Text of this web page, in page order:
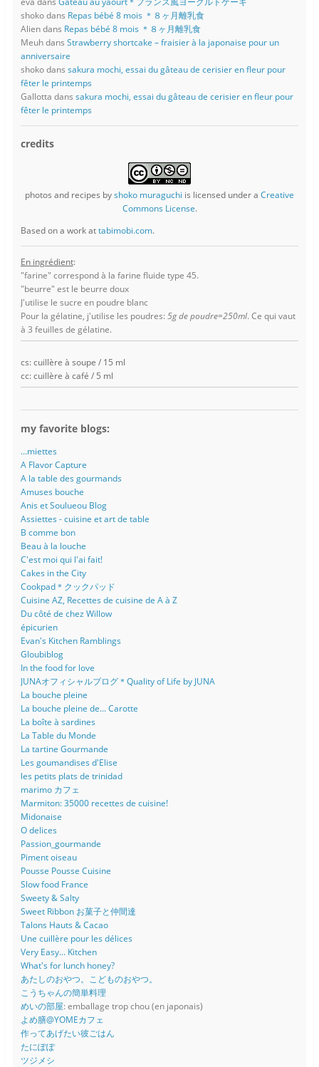
shokodans Repas bébé 8 mois ＊８ヶ月離乳食
Aliendans Repas bébé 8 mois ＊８ヶ月離乳食
Meuhdans Strawberry shortcake – fraisier à la japonaise pour un
anniversaire
shokodans sakura mochi, essai du gâteau de cerisier en fleur pour
fêter le printemps
Gallotta dans sakura mochi, essai du gâteau de cerisier en fleur pour
fêter le printemps
credits
photos and recipes byshoko muraguchi is licensed under a Creative
Commons License.
Based on a work attabimobi.com.
En ingrédient:
"farine" correspond à la farine fluide type 45.
"beurre" est le beurre doux
J'utilise le sucre en poudre blanc
Pour la gélatine, j'utilise les poudres: 5g de poudre=250ml. Ce qui vaut
à 3 feuilles de gélatine.
cs: cuillère à soupe / 15 ml
cc: cuillère à café / 5 ml
my favorite blogs:
...miettes
A Flavor Capture
A la table des gourmands
Amuses bouche
Anis et Soulueou Blog
Assiettes - cuisine et art de table
B comme bon
Beau à la louche
C'est moi qui l'ai fait!
Cakes in the City
Cookpad＊クックパッド
Cuisine AZ, Recettes de cuisine de A à Z
Du côté de chez Willow
épicurien
Evan's Kitchen Ramblings
Gloubiblog
In the food for love
JUNAオフィシャルブログ＊Quality of Life by JUNA
La bouche pleine
La bouche pleine de... Carotte
La boîte à sardines
La Table du Monde
La tartine Gourmande
Les goumandises d'Elise
les petits plats de trinidad
marimo カフェ
Marmiton: 35000 recettes de cuisine!
Midonaise
O delices
Passion_gourmande
Piment oiseau
Pousse Pousse Cuisine
Slow food France
Sweety & Salty
Sweet Ribbon お菓子と仲間達
Talons Hauts & Cacao
Une cuillère pour les délices
Very Easy... Kitchen
What's for lunch honey?
あたしのおやつ。こどものおやつ。
こうちゃんの簡単料理
めいの部屋: emballage trop chou (en japonais)
よめ膳@YOMEカフェ
作ってあげたい彼ごはん
たにぽぽ
ツジメシ